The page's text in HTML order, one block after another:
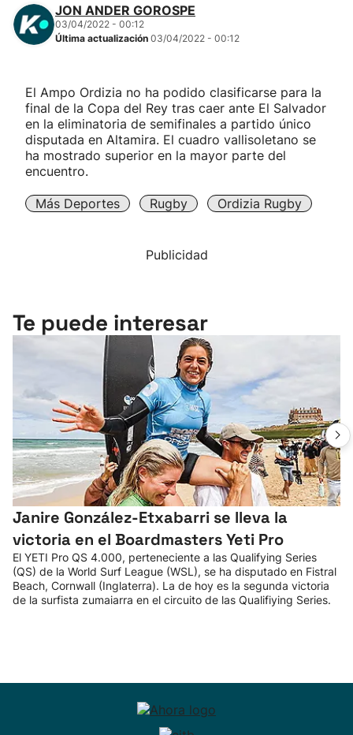
Atletismo
Más deportes
"Helmuga"
JON ANDER GOROSPE
03/04/2022 - 00:12
Última actualización 03/04/2022 - 00:12
El Ampo Ordizia no ha podido clasificarse para la
final de la Copa del Rey tras caer ante El Salvador
en la eliminatoria de semifinales a partido único
disputada en Altamira. El cuadro vallisoletano se
ha mostrado superior en la mayor parte del
encuentro.
Más Deportes Rugby Ordizia Rugby
Publicidad
Te puede interesar
Janire González-Etxabarri se lleva la
victoria en el Boardmasters Yeti Pro
El YETI Pro QS 4.000, perteneciente a las Qualifying Series
(QS) de la World Surf League (WSL), se ha disputado en Fistral
Beach, Cornwall (Inglaterra). La de hoy es la segunda victoria
de la surfista zumaiarra en el circuito de las Qualifiying Series.